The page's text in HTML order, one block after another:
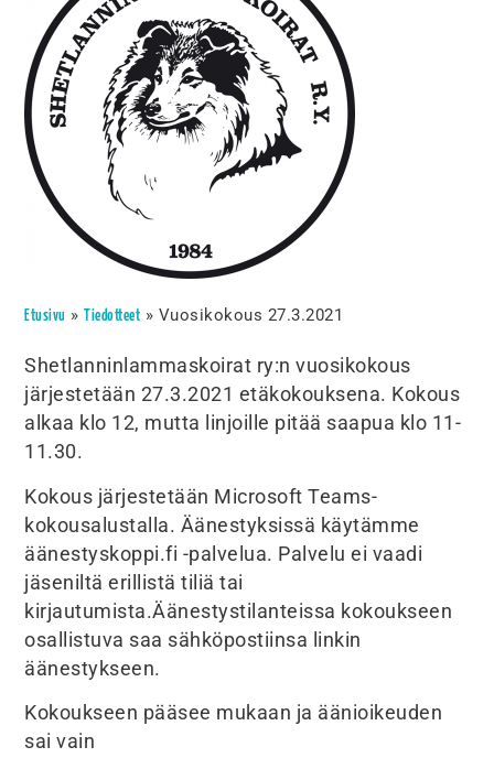
Etusivu » Tiedotteet » Vuosikokous 27.3.2021
Shetlanninlammaskoirat ry:n vuosikokous
järjestetään 27.3.2021 etäkokouksena. Kokous
alkaa klo 12, mutta linjoille pitää saapua klo 11-
11.30.
Kokous järjestetään Microsoft Teams-
kokousalustalla. Äänestyksissä käytämme
äänestyskoppi.fi -palvelua. Palvelu ei vaadi
jäseniltä erillistä tiliä tai
kirjautumista.Äänestystilanteissa kokoukseen
osallistuva saa sähköpostiinsa linkin
äänestykseen.
Kokoukseen pääsee mukaan ja äänioikeuden
sai vain